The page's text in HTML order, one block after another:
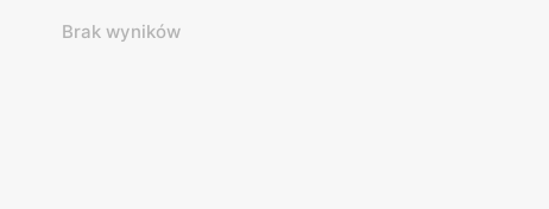
Brak wyników